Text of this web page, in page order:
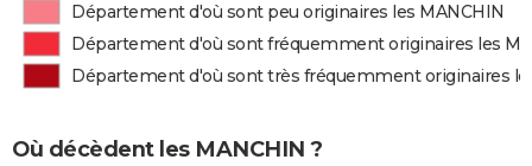
Département d'où sont peu originaires les MANCHIN
Département d'où sont fréquemment originaires les
Département d'où sont très fréquemment originaires
Où décèdent les MANCHIN ?